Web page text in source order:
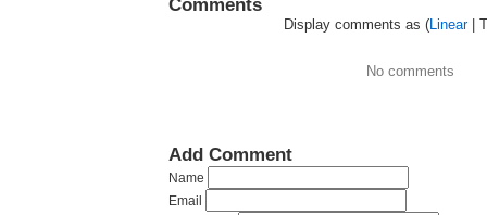
Comments
Display comments as (Linear|
No comments
Add Comment
Name
Email